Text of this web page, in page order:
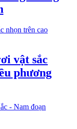
vật sắc
phương